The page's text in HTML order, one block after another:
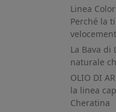
Linea
Perché la
La Bava di
naturale
OLIO DI
la linea
Cheratina